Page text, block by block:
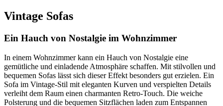
Vintage Sofas
Ein Hauch von Nostalgie im Wohnzimmer
In einem Wohnzimmer kann ein Hauch von Nostalgie eine
gemütliche und einladende Atmosphäre schaffen. Mit stilvollen und
bequemen Sofas lässt sich dieser Effekt besonders gut erzielen. Ein
Sofa im Vintage-Stil mit eleganten Kurven und verspielten Details
verleiht dem Raum einen charmanten Retro-Touch. Die weiche
Polsterung und die bequemen Sitzflächen laden zum Entspannen